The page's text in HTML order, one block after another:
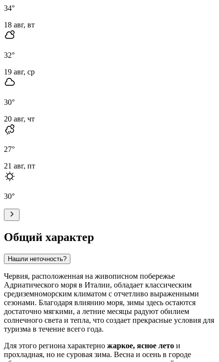
34°
18 авг, вт
32°
19 авг, ср
30°
20 авг, чт
27°
21 авг, пт
30°
Общий характер
Нашли неточность?
Червия, расположенная на живописном побережье
Адриатического моря в Италии, обладает классическим
средиземноморским климатом с отчетливо выраженными
сезонами. Благодаря влиянию моря, зимы здесь остаются
достаточно мягкими, а летние месяцы радуют обилием
солнечного света и тепла, что создает прекрасные условия для
туризма в течение всего года.
Для этого региона характерно жаркое, ясное лето и
прохладная, но не суровая зима. Весна и осень в городе